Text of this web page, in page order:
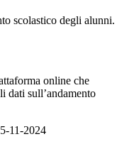
scolastico degli alunni.
online che
dati sull’andamento
11-2024